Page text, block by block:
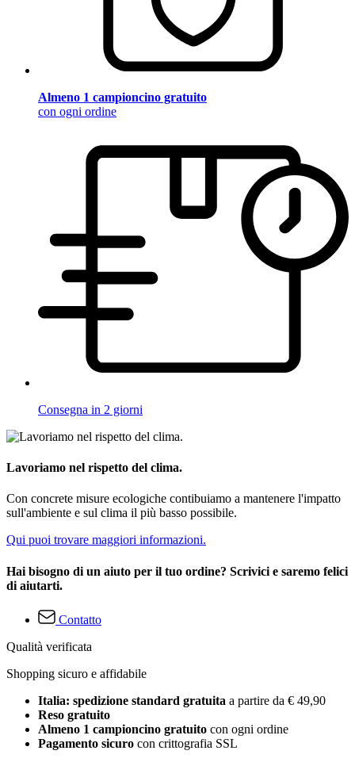
Almeno 1 campioncino gratuito
con ogni ordine
Consegna in 2 giorni
Lavoriamo nel rispetto del clima.
Con concrete misure ecologiche contibuiamo a mantenere l'impatto
sull'ambiente e sul clima il più basso possibile.
Qui puoi trovare maggiori informazioni.
Hai bisogno di un aiuto per il tuo ordine? Scrivici e saremo felici
di aiutarti.
Contatto
Qualità verificata
Shopping sicuro e affidabile
Italia: spedizione standard gratuita a partire da € 49,90
Reso gratuito
Almeno 1 campioncino gratuito con ogni ordine
Pagamento sicuro con crittografia SSL